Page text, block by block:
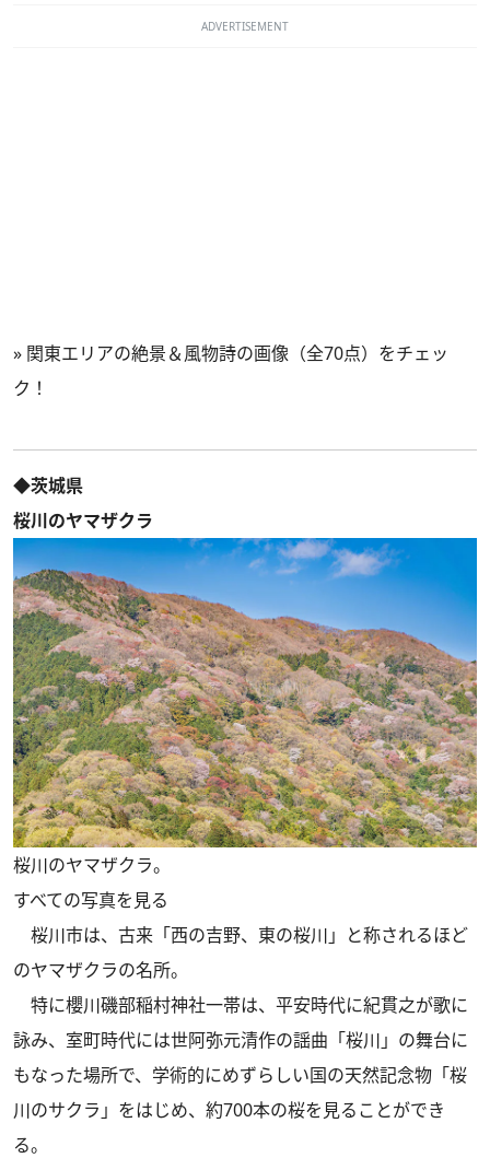
ADVERTISEMENT
» 関東エリアの絶景＆風物詩の画像（全70点）をチェッ
ク！
◆茨城県
桜川のヤマザクラ
桜川のヤマザクラ。
すべての写真を見る
桜川市は、古来「西の吉野、東の桜川」と称されるほど
のヤマザクラの名所。
特に櫻川磯部稲村神社一帯は、平安時代に紀貫之が歌に
詠み、室町時代には世阿弥元清作の謡曲「桜川」の舞台に
もなった場所で、学術的にめずらしい国の天然記念物「桜
川のサクラ」をはじめ、約700本の桜を見ることができ
る。